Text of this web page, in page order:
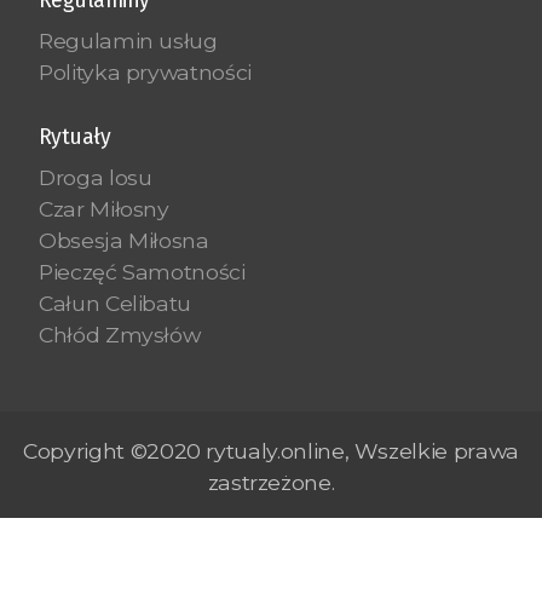
Regulamin usług
Polityka prywatności
Rytuały
Droga losu
Czar Miłosny
Obsesja Miłosna
Pieczęć Samotności
Całun Celibatu
Chłód Zmysłów
Copyright ©2020 rytualy.online, Wszelkie prawa
zastrzeżone.